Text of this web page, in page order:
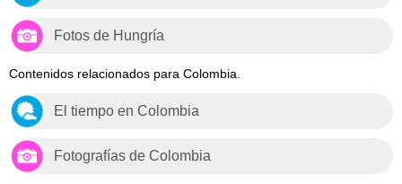
Fotos de Hungría
Contenidos relacionados para Colombia.
El tiempo en Colombia
Fotografías de Colombia